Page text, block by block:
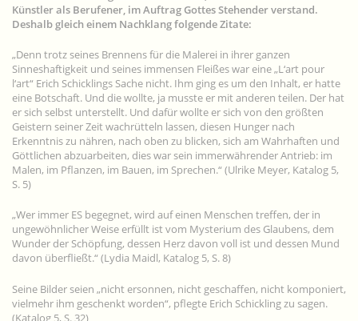
Künstler als Berufener, im Auftrag Gottes Stehender verstand.
Deshalb gleich einem Nachklang folgende Zitate:
„Denn trotz seines Brennens für die Malerei in ihrer ganzen
Sinneshaftigkeit und seines immensen Fleißes war eine „L‘art pour
l‘art“ Erich Schicklings Sache nicht. Ihm ging es um den Inhalt, er hatte
eine Botschaft. Und die wollte, ja musste er mit anderen teilen. Der hat
er sich selbst unterstellt. Und dafür wollte er sich von den größten
Geistern seiner Zeit wachrütteln lassen, diesen Hunger nach
Erkenntnis zu nähren, nach oben zu blicken, sich am Wahrhaften und
Göttlichen abzuarbeiten, dies war sein immerwährender Antrieb: im
Malen, im Pflanzen, im Bauen, im Sprechen.“ (Ulrike Meyer, Katalog 5,
S. 5)
„Wer immer ES begegnet, wird auf einen Menschen treffen, der in
ungewöhnlicher Weise erfüllt ist vom Mysterium des Glaubens, dem
Wunder der Schöpfung, dessen Herz davon voll ist und dessen Mund
davon überfließt.“ (Lydia Maidl, Katalog 5, S. 8)
Seine Bilder seien „nicht ersonnen, nicht geschaffen, nicht komponiert,
vielmehr ihm geschenkt worden“, pflegte Erich Schickling zu sagen.
(Katalog 5, S. 32)